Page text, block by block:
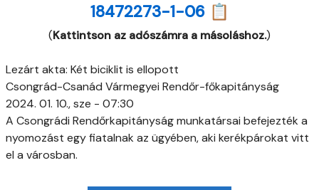
18472273-1-06 📋
(Kattintson az adószámra a másoláshoz.)
Lezárt akta: Két biciklit is ellopott
Csongrád-Csanád Vármegyei Rendőr-főkapitányság
2024. 01. 10., sze - 07:30
A Csongrádi Rendőrkapitányság munkatársai befejezték a
nyomozást egy fiatalnak az ügyében, aki kerékpárokat vitt
el a városban.